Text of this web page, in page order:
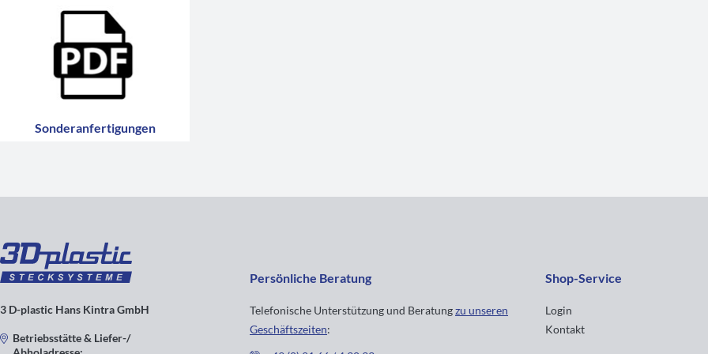
Sonderanfertigungen
3 D-plastic Hans Kintra GmbH
Betriebsstätte & Liefer-/
Persönliche Beratung
Telefonische Unterstützung und Beratungzu unseren
Geschäftszeiten:
Shop-Service
Login
Kontakt